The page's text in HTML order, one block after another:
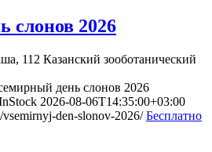
слонов 2026
112 Казанский зооботанический
день слонов 2026
2026-08-06T14:35:00+03:00
den-slonov-2026/ Бесплатно